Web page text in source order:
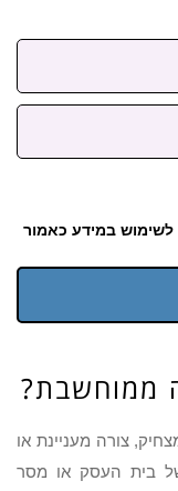
לשימוש במידע כאמור
ממוחשבת?
צורה מעניינת או
בית העסק או מסר